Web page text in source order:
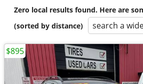
Zero local results found. Here are
(sorted by distance)
search a
$895